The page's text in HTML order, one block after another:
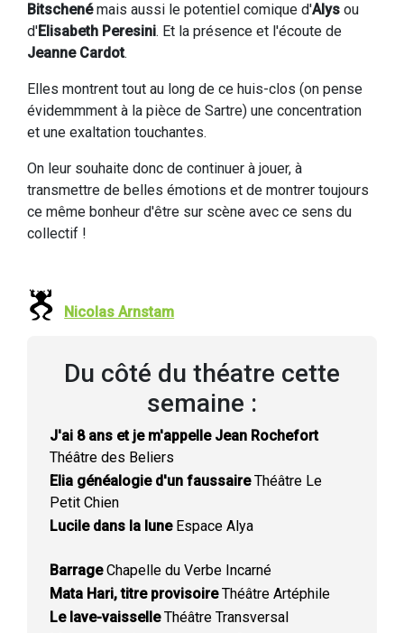
Bitschenémais aussi le potentiel comique d'Alys ou
d'Elisabeth Peresini. Et la présence et l'écoute de
Jeanne Cardot.
Elles montrent tout au long de ce huis-clos (on pense
évidemmment à la pièce de Sartre) une concentration
et une exaltation touchantes.
On leur souhaite donc de continuer à jouer, à
transmettre de belles émotions et de montrer toujours
ce même bonheur d'être sur scène avec ce sens du
collectif !
Nicolas Arnstam
Du côté du théatre cette
semaine :
J'ai 8 ans et je m'appelle Jean Rochefort
Théâtre des Beliers
Elia généalogie d'un faussaireThéâtre Le
Petit Chien
Lucile dans la luneEspace Alya
BarrageChapelle du Verbe Incarné
Mata Hari, titre provisoireThéâtre Artéphile
Le lave-vaisselleThéâtre Transversal